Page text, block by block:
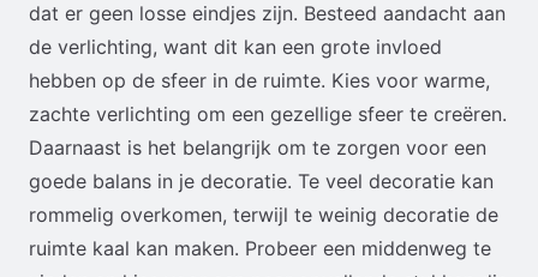
dat er geen losse eindjes zijn. Besteed aandacht aan
de verlichting, want dit kan een grote invloed
hebben op de sfeer in de ruimte. Kies voor warme,
zachte verlichting om een gezellige sfeer te creëren.
Daarnaast is het belangrijk om te zorgen voor een
goede balans in je decoratie. Te veel decoratie kan
rommelig overkomen, terwijl te weinig decoratie de
ruimte kaal kan maken. Probeer een middenweg te